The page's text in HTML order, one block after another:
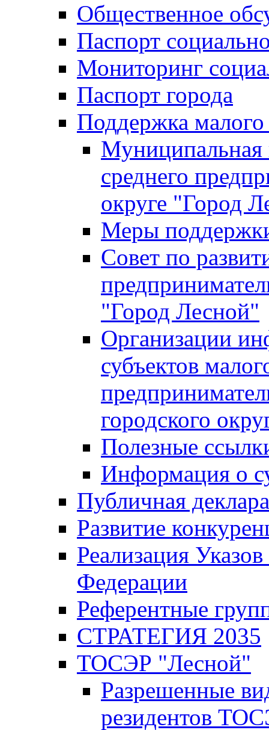
Общественное
Паспорт
Мониторинг
Паспорт города
Поддержка малого
Муниципальная
среднего
округе "Город
Меры
Совет по
"Город Лесной"
Организации
субъектов
городского
Полезные
Информация о
Публичная
Развитие
Реализация
Федерации
Референтные
СТРАТЕГИЯ 2035
ТОСЭР "Лесной"
Разрешенные
резидентов